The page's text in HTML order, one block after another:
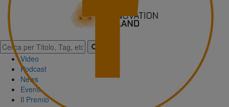
Video
Podcast
News
Eventi
Il Premio